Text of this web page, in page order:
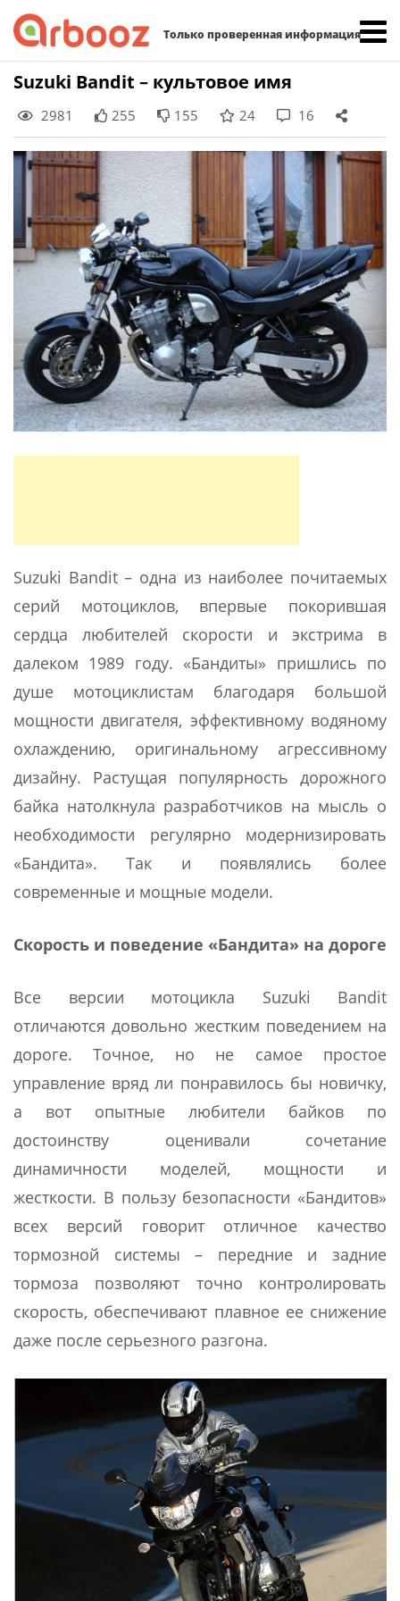
Только проверенная информация
Skip
content
Suzuki Bandit – культовое имя
2981 255 155 24 16
Suzuki Bandit – одна из наиболее почитаемых
серий мотоциклов, впервые покорившая
сердца любителей скорости и экстрима в
далеком 1989 году. «Бандиты» пришлись по
душе мотоциклистам благодаря большой
мощности двигателя, эффективному водяному
охлаждению, оригинальному агрессивному
дизайну. Растущая популярность дорожного
байка натолкнула разработчиков на мысль о
необходимости регулярно модернизировать
«Бандита». Так и появлялись более
современные и мощные модели.
Скорость и поведение «Бандита» на дороге
Все версии мотоцикла Suzuki Bandit
отличаются довольно жестким поведением на
дороге. Точное, но не самое простое
управление вряд ли понравилось бы новичку,
а вот опытные любители байков по
достоинству оценивали сочетание
динамичности моделей, мощности и
жесткости. В пользу безопасности «Бандитов»
всех версий говорит отличное качество
тормозной системы – передние и задние
тормоза позволяют точно контролировать
скорость, обеспечивают плавное ее снижение
даже после серьезного разгона.
Найти: